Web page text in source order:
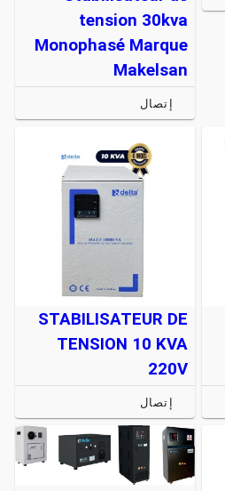
tension 30kva
Monophasé Marque
Makelsan
إتصال
STABILISATEUR DE
TENSION 10 KVA
220V
إتصال